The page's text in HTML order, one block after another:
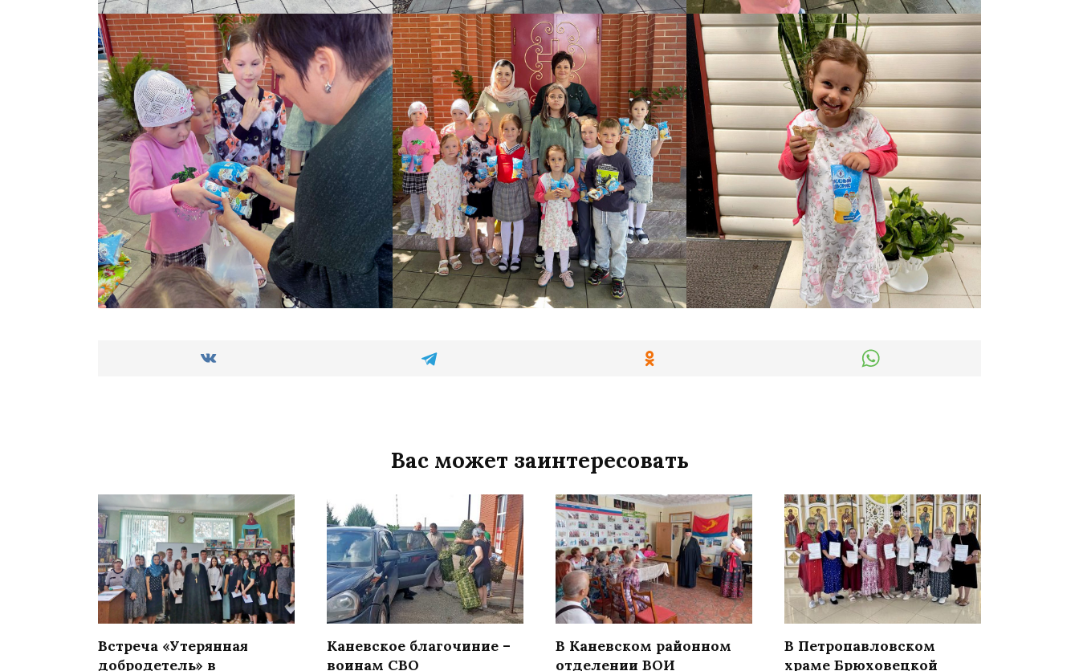
Вас может заинтересовать
Встреча «Утерянная
добродетель» в
Каневское благочиние –
воинам СВО
В Каневском районном
отделении ВОИ
В Петропавловском
храме Брюховецкой